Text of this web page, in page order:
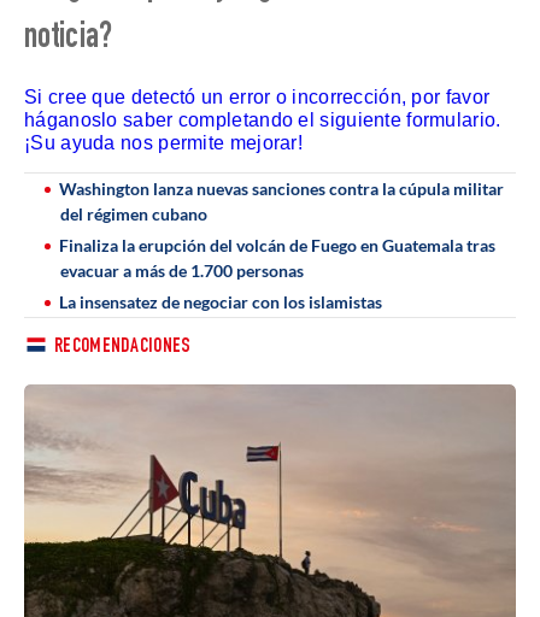
noticia?
Si cree que detectó un error o incorrección, por favor
háganoslo saber completando el siguiente formulario.
¡Su ayuda nos permite mejorar!
Washington lanza nuevas sanciones contra la cúpula militar
del régimen cubano
Finaliza la erupción del volcán de Fuego en Guatemala tras
evacuar a más de 1.700 personas
La insensatez de negociar con los islamistas
RECOMENDACIONES